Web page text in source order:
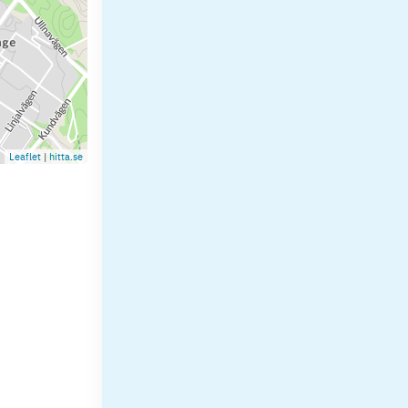
Leaflet | hitta.se